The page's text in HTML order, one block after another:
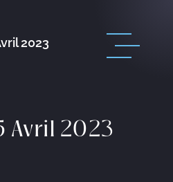
2023
Avril 2023